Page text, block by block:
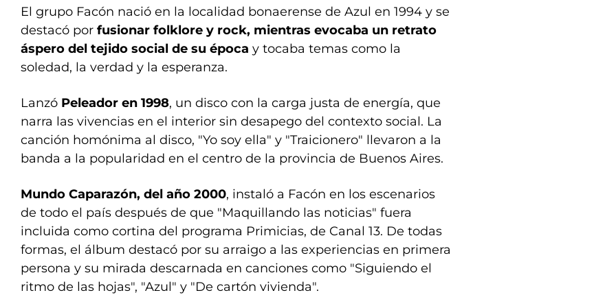
El grupo Facón nació en la localidad bonaerense de Azul en 1994 y se
destacó por fusionar folklore y rock, mientras evocaba un retrato
áspero del tejido social de su época y tocaba temas como la
soledad, la verdad y la esperanza.
Lanzó Peleador en 1998, un disco con la carga justa de energía, que
narra las vivencias en el interior sin desapego del contexto social. La
canción homónima al disco, "Yo soy ella" y "Traicionero" llevaron a la
banda a la popularidad en el centro de la provincia de Buenos Aires.
Mundo Caparazón, del año 2000, instaló a Facón en los escenarios
de todo el país después de que "Maquillando las noticias" fuera
incluida como cortina del programa Primicias, de Canal 13. De todas
formas, el álbum destacó por su arraigo a las experiencias en primera
persona y su mirada descarnada en canciones como "Siguiendo el
ritmo de las hojas", "Azul" y "De cartón vivienda".